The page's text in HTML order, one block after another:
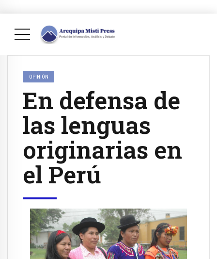
OPINIÓN
En defensa de
las lenguas
originarias en
el Perú